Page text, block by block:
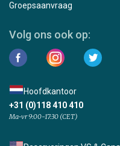
Groepsaanvraag
Volg ons ook op:
Hoofdkantoor
+31 (0)118 410 410
Ma-vr 9:00-17:30 (CET)